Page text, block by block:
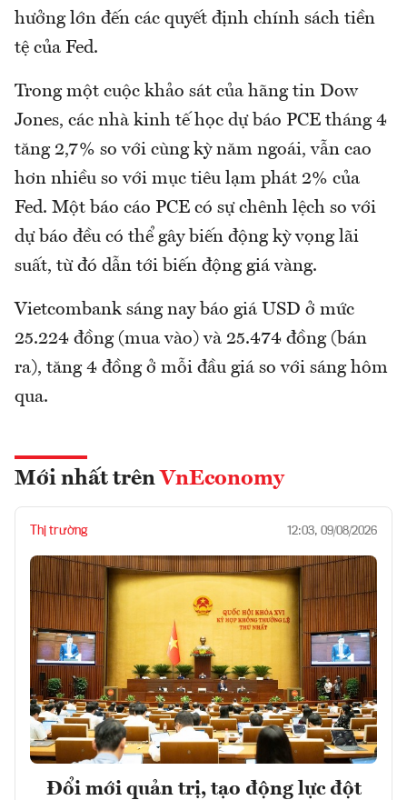
hưởng lớn đến các quyết định chính sách tiền
tệ của Fed.
Trong một cuộc khảo sát của hãng tin Dow
Jones, các nhà kinh tế học dự báo PCE tháng 4
tăng 2,7% so với cùng kỳ năm ngoái, vẫn cao
hơn nhiều so với mục tiêu lạm phát 2% của
Fed. Một báo cáo PCE có sự chênh lệch so với
dự báo đều có thể gây biến động kỳ vọng lãi
suất, từ đó dẫn tới biến động giá vàng.
Vietcombank sáng nay báo giá USD ở mức
25.224 đồng (mua vào) và 25.474 đồng (bán
ra), tăng 4 đồng ở mỗi đầu giá so với sáng hôm
qua.
Mới nhất trên VnEconomy
Thị trường 12:03, 09/08/2026
Đổi mới quản trị, tạo động lực đột